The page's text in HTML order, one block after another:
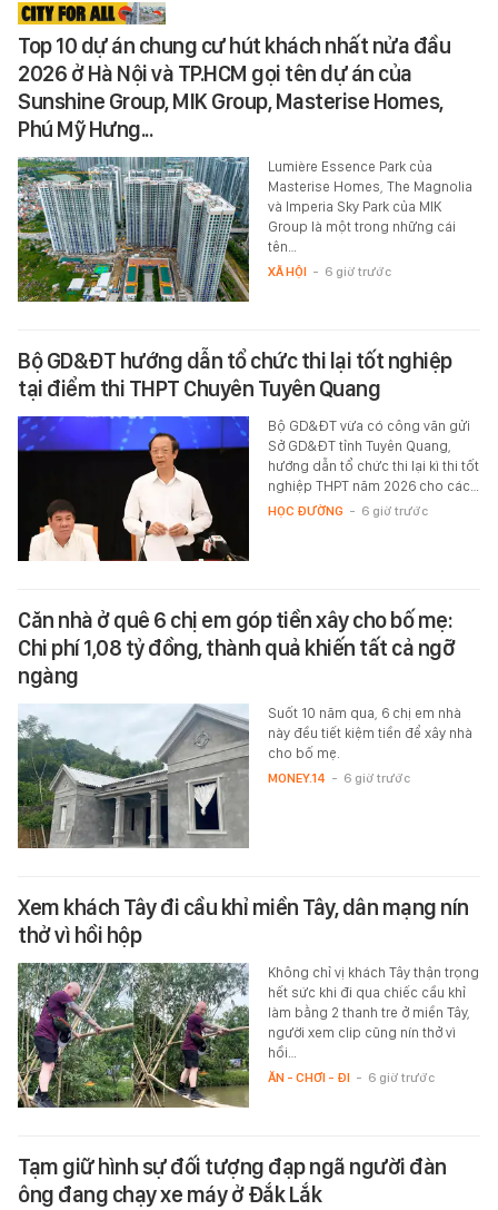
Top 10 dự án chung cư hút khách nhất nửa đầu
2026 ở Hà Nội và TP.HCM gọi tên dự án của
Sunshine Group, MIK Group, Masterise Homes,
Phú Mỹ Hưng...
Lumière Essence Park của
Masterise Homes, The Magnolia
và Imperia Sky Park của MIK
Group là một trong những cái
tên…
XÃ HỘI - 6 giờ trước
Bộ GD&ĐT hướng dẫn tổ chức thi lại tốt nghiệp
tại điểm thi THPT Chuyên Tuyên Quang
Bộ GD&ĐT vừa có công văn gửi
Sở GD&ĐT tỉnh Tuyên Quang,
hướng dẫn tổ chức thi lại kì thi tốt
nghiệp THPT năm 2026 cho các…
HỌC ĐƯỜNG - 6 giờ trước
Căn nhà ở quê 6 chị em góp tiền xây cho bố mẹ:
Chi phí 1,08 tỷ đồng, thành quả khiến tất cả ngỡ
ngàng
Suốt 10 năm qua, 6 chị em nhà
này đều tiết kiệm tiền để xây nhà
cho bố mẹ.
MONEY.14 - 6 giờ trước
Xem khách Tây đi cầu khỉ miền Tây, dân mạng nín
thở vì hồi hộp
Không chỉ vị khách Tây thận trọng
hết sức khi đi qua chiếc cầu khỉ
làm bằng 2 thanh tre ở miền Tây,
người xem clip cũng nín thở vì
hồi…
ĂN - CHƠI - ĐI - 6 giờ trước
Tạm giữ hình sự đối tượng đạp ngã người đàn
ông đang chạy xe máy ở Đắk Lắk